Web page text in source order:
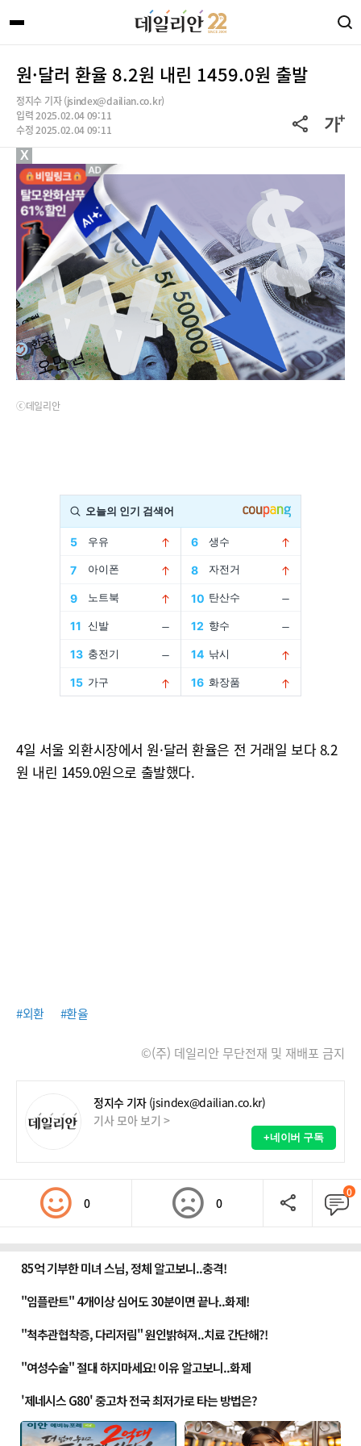
원·달러 환율 8.2원 내린 1459.0원 출발
정지수 기자 (jsindex@dailian.co.kr)
입력 2025.02.04 09:11
수정 2025.02.04 09:11
ⓒ데일리안
4일 서울 외환시장에서 원·달러 환율은 전 거래일 보다 8.2
원 내린 1459.0원으로 출발했다.
#외환 #환율
©(주) 데일리안 무단전재 및 재배포 금지
정지수 기자 (jsindex@dailian.co.kr)
기사 모아 보기 >
+네이버 구독
0 0
0
X